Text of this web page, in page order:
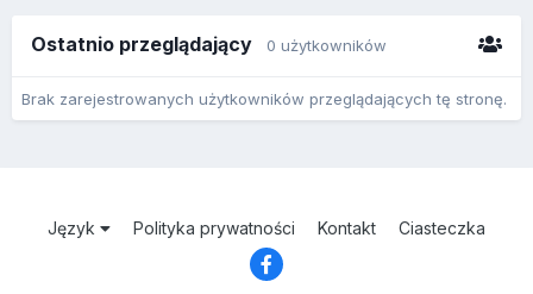
Ostatnio przeglądający 0 użytkowników
Brak zarejestrowanych użytkowników przeglądających tę stronę.
Język Polityka prywatności Kontakt Ciasteczka